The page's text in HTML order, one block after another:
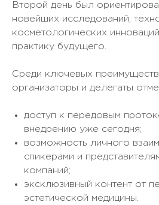
Второй день был
новейших исследований,
косметологических
практику будущего.
Среди ключевых преимуществ
организаторы и делегаты
доступ к передовым
внедрению уже сегодня;
возможность личного
спикерами и
компаний;
эксклюзивный контент от
эстетической медицины.